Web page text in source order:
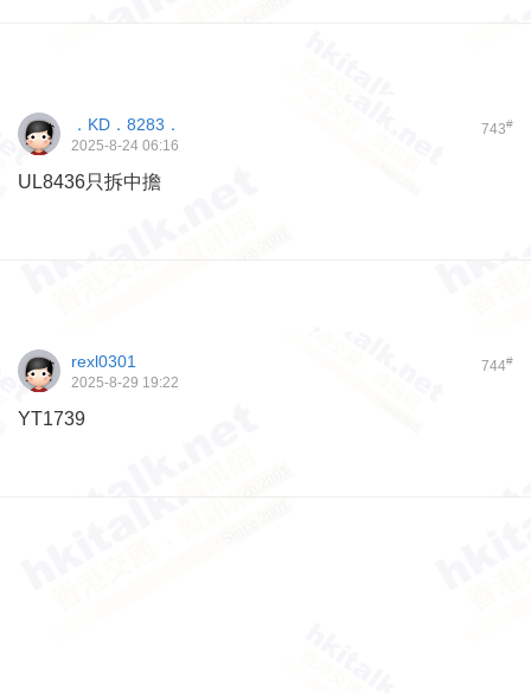
743#
．KD．8283．
2025-8-24 06:16
UL8436只拆中擔
744#
rexl0301
2025-8-29 19:22
YT1739